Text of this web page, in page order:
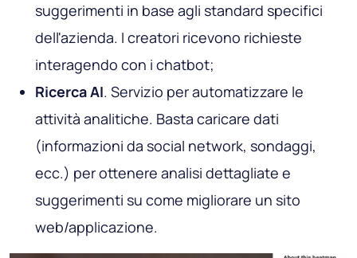
suggerimenti in base agli standard specifici
dell'azienda. I creatori ricevono richieste
interagendo con i chatbot;
Ricerca AI. Servizio per automatizzare le
attività analitiche. Basta caricare dati
(informazioni da social network, sondaggi,
ecc.) per ottenere analisi dettagliate e
suggerimenti su come migliorare un sito
web/applicazione.